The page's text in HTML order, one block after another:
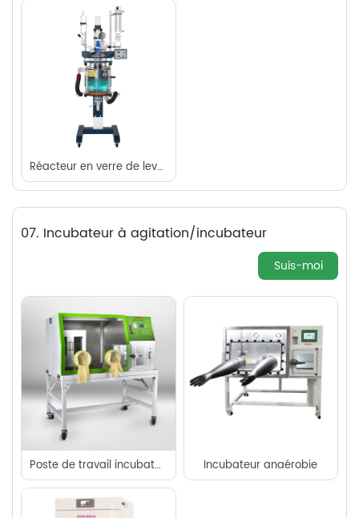
Réacteur en verre de levage
07. Incubateur à agitation/incubateur
Suis-moi
Poste de travail incubateur anaérobie Incubateur anaérobie